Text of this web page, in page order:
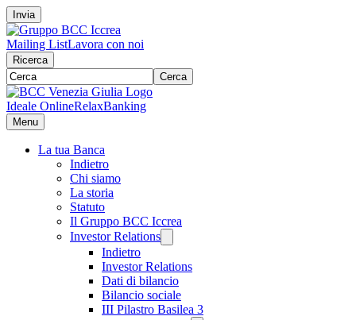
Invia
Mailing ListLavora con noi
Ricerca
Cerca
Ideale OnlineRelaxBanking
Menu
La tua Banca
Indietro
Chi siamo
La storia
Statuto
Il Gruppo BCC Iccrea
Investor Relations
Indietro
Investor Relations
Dati di bilancio
Bilancio sociale
III Pilastro Basilea 3